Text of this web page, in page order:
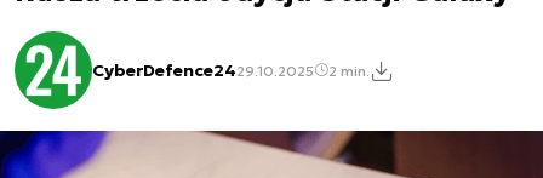
CyberDefence2429.10.2025 2 min.